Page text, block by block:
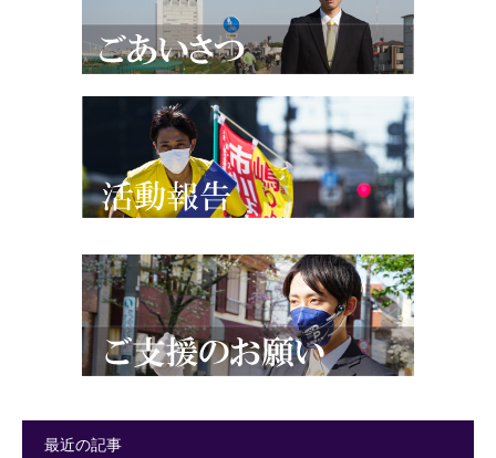
最近の記事